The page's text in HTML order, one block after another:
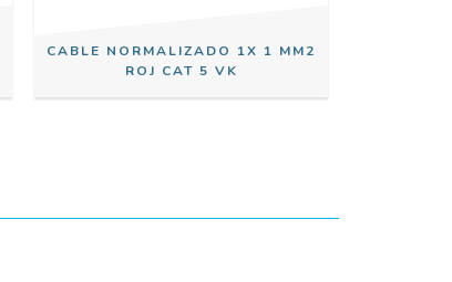
CABLE NORMALIZADO 1X 1 MM2
ROJ CAT 5 VK